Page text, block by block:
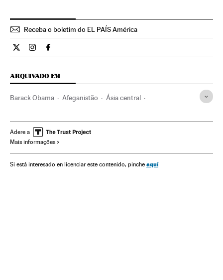
Receba o boletim do EL PAÍS América
Internacional El País Brasil en Twitter
Internacional El País Brasil en Instagram
Internacional El País Brasil en Facebook
ARQUIVADO EM
Barack Obama Afeganistão Ásia central
Grupos terroristas América
Adere a
Mais informações
Si está interesado en licenciar este contenido, pinche aquí